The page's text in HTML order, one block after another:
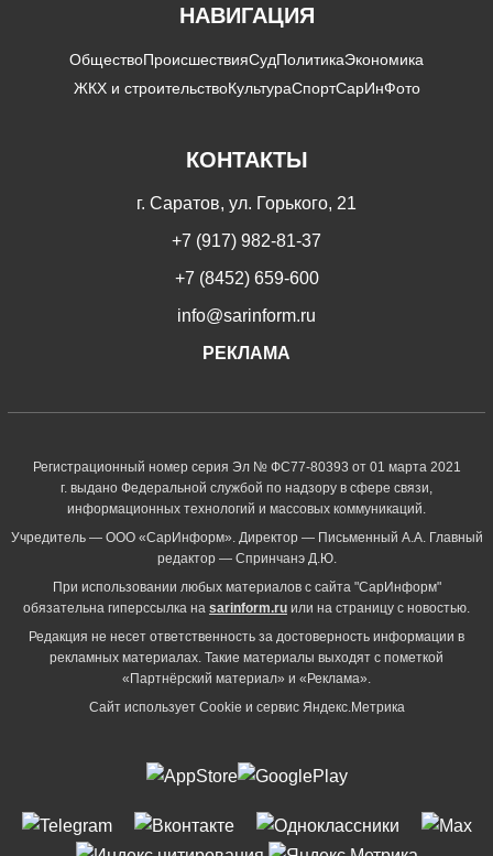
НАВИГАЦИЯ
ОбществоПроисшествияСудПолитикаЭкономика
ЖКХ и строительствоКультураСпортСарИнФото
КОНТАКТЫ
г. Саратов, ул. Горького, 21
+7 (917) 982-81-37
+7 (8452) 659-600
info@sarinform.ru
РЕКЛАМА
Регистрационный номер серия Эл № ФС77-80393 от 01 марта 2021
г. выдано Федеральной службой по надзору в сфере связи,
информационных технологий и массовых коммуникаций.
Учредитель — ООО «СарИнформ». Директор — Письменный А.А. Главный
редактор — Спринчанэ Д.Ю.
При использовании любых материалов с сайта "СарИнформ"
обязательна гиперссылка на sarinform.ru или на страницу с новостью.
Редакция не несет ответственность за достоверность информации в
рекламных материалах. Такие материалы выходят с пометкой
«Партнёрский материал» и «Реклама».
Сайт использует Cookie и сервиc Яндекс.Метрика